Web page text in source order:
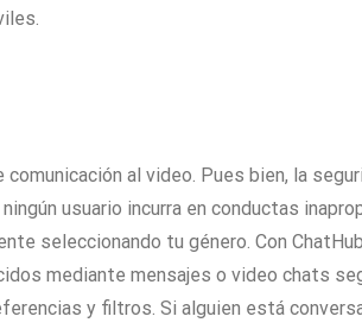
al video. Pues bien, la
usuario incurra en conductas
seleccionando tu género. Con
mediante mensajes o video chats
y filtros. Si alguien está